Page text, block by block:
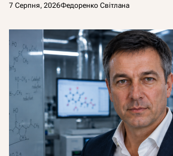
7 Серпня, 2026Федоренко Світлана